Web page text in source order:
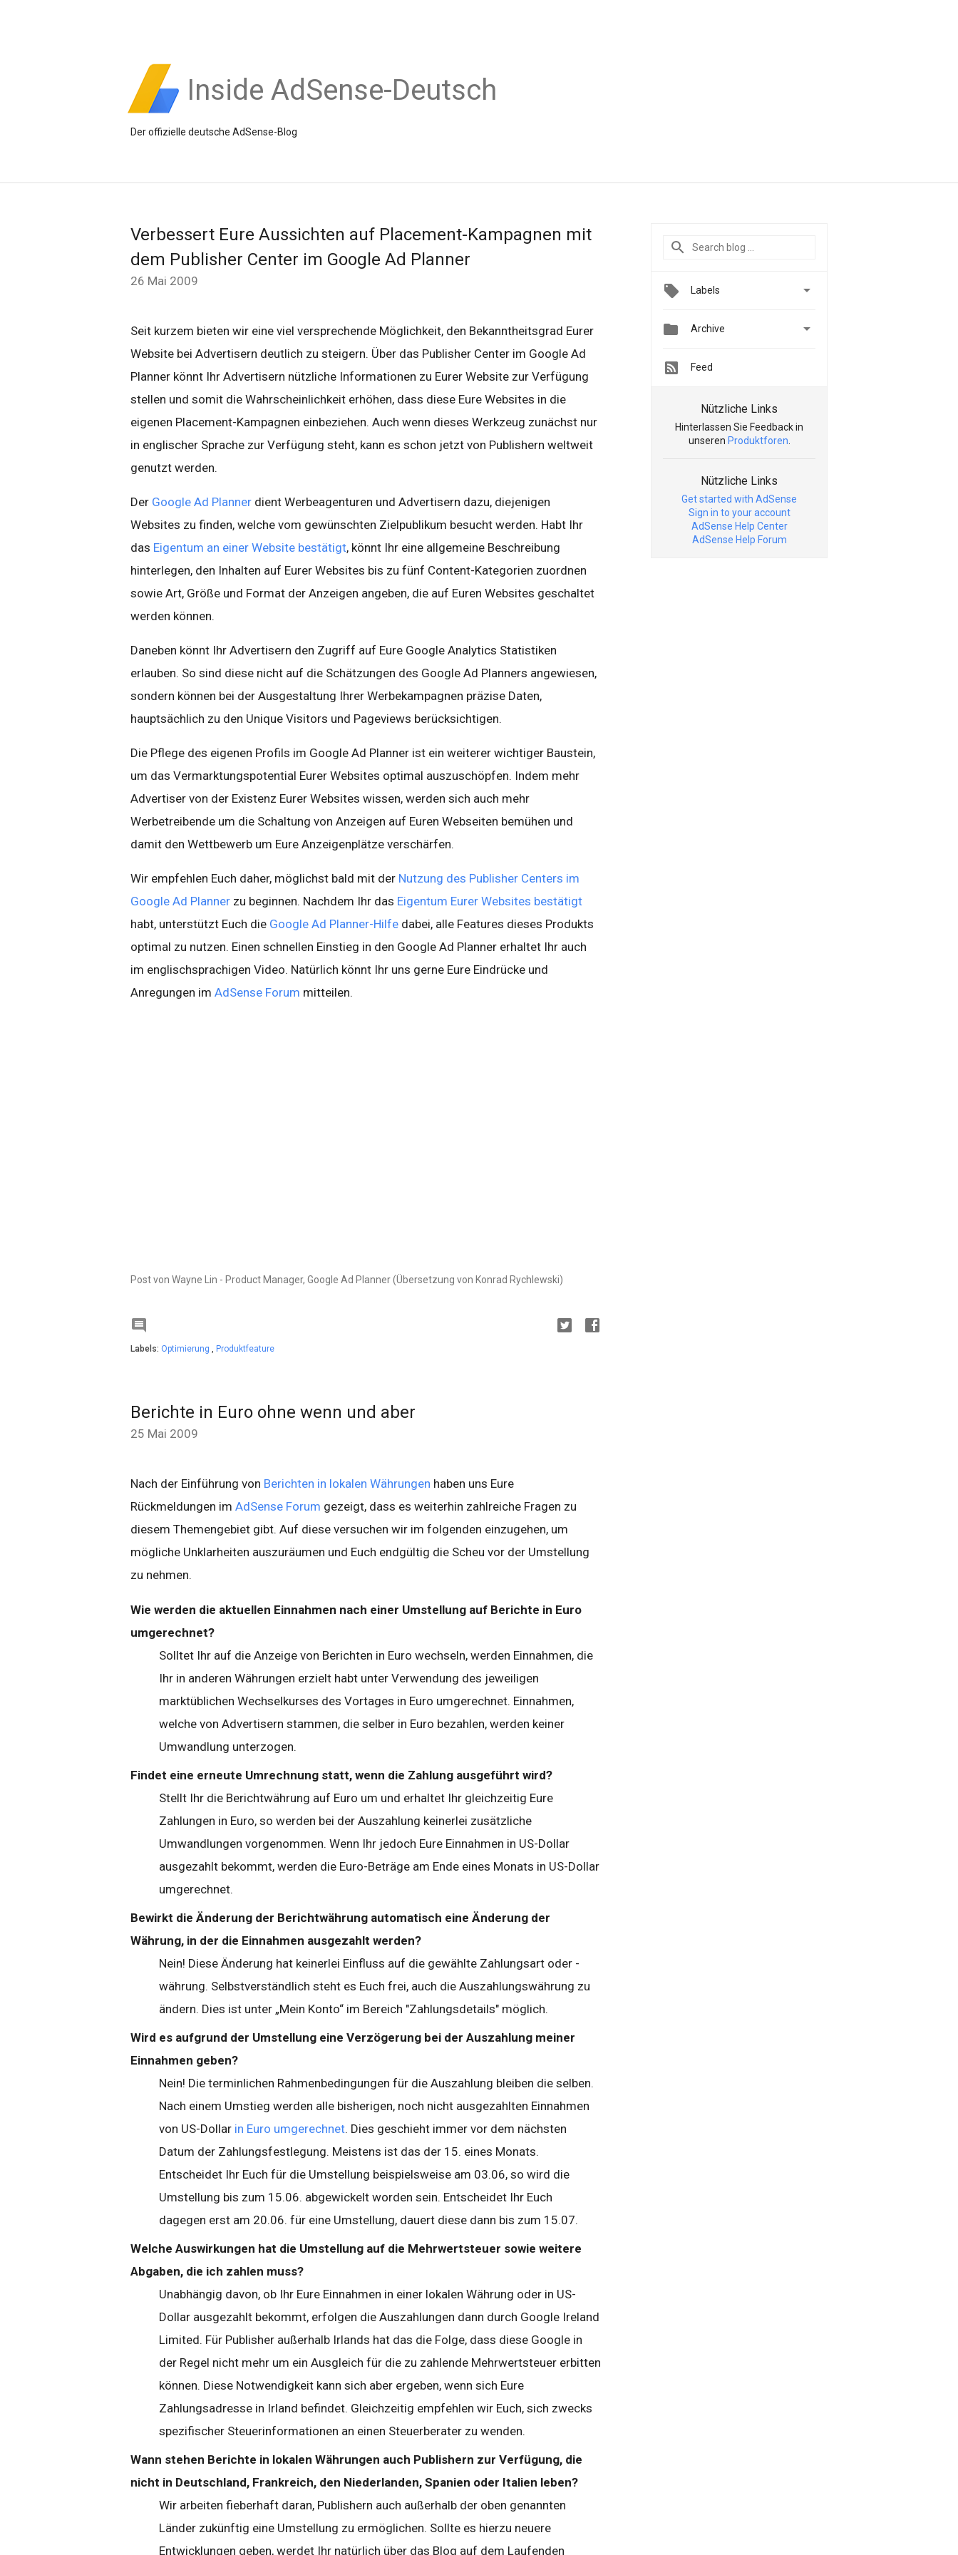
Inside AdSense-Deutsch
Der offizielle deutsche AdSense-Blog
Verbessert Eure Aussichten auf Placement-Kampagnen mit
dem Publisher Center im Google Ad Planner
26 Mai 2009
Seit kurzem bieten wir eine viel versprechende Möglichkeit, den Bekanntheitsgrad Eurer
Website bei Advertisern deutlich zu steigern. Über das Publisher Center im Google Ad
Planner könnt Ihr Advertisern nützliche Informationen zu Eurer Website zur Verfügung
stellen und somit die Wahrscheinlichkeit erhöhen, dass diese Eure Websites in die
eigenen Placement-Kampagnen einbeziehen. Auch wenn dieses Werkzeug zunächst nur
in englischer Sprache zur Verfügung steht, kann es schon jetzt von Publishern weltweit
genutzt werden.
Der Google Ad Planner dient Werbeagenturen und Advertisern dazu, diejenigen
Websites zu finden, welche vom gewünschten Zielpublikum besucht werden. Habt Ihr
das Eigentum an einer Website bestätigt, könnt Ihr eine allgemeine Beschreibung
hinterlegen, den Inhalten auf Eurer Websites bis zu fünf Content-Kategorien zuordnen
sowie Art, Größe und Format der Anzeigen angeben, die auf Euren Websites geschaltet
werden können.
Daneben könnt Ihr Advertisern den Zugriff auf Eure Google Analytics Statistiken
erlauben. So sind diese nicht auf die Schätzungen des Google Ad Planners angewiesen,
sondern können bei der Ausgestaltung Ihrer Werbekampagnen präzise Daten,
hauptsächlich zu den Unique Visitors und Pageviews berücksichtigen.
Die Pflege des eigenen Profils im Google Ad Planner ist ein weiterer wichtiger Baustein,
um das Vermarktungspotential Eurer Websites optimal auszuschöpfen. Indem mehr
Advertiser von der Existenz Eurer Websites wissen, werden sich auch mehr
Werbetreibende um die Schaltung von Anzeigen auf Euren Webseiten bemühen und
damit den Wettbewerb um Eure Anzeigenplätze verschärfen.
Wir empfehlen Euch daher, möglichst bald mit der Nutzung des Publisher Centers im
Google Ad Planner zu beginnen. Nachdem Ihr das Eigentum Eurer Websites bestätigt
habt, unterstützt Euch die Google Ad Planner-Hilfe dabei, alle Features dieses Produkts
optimal zu nutzen. Einen schnellen Einstieg in den Google Ad Planner erhaltet Ihr auch
im englischsprachigen Video. Natürlich könnt Ihr uns gerne Eure Eindrücke und
Anregungen im AdSense Forum mitteilen.
Post von Wayne Lin - Product Manager, Google Ad Planner (Übersetzung von Konrad Rychlewski)

Labels: Optimierung , Produktfeature
Berichte in Euro ohne wenn und aber
25 Mai 2009
Nach der Einführung von Berichten in lokalen Währungen haben uns Eure
Rückmeldungen im AdSense Forum gezeigt, dass es weiterhin zahlreiche Fragen zu
diesem Themengebiet gibt. Auf diese versuchen wir im folgenden einzugehen, um
mögliche Unklarheiten auszuräumen und Euch endgültig die Scheu vor der Umstellung
zu nehmen.
Wie werden die aktuellen Einnahmen nach einer Umstellung auf Berichte in Euro
umgerechnet?
Solltet Ihr auf die Anzeige von Berichten in Euro wechseln, werden Einnahmen, die
Ihr in anderen Währungen erzielt habt unter Verwendung des jeweiligen
marktüblichen Wechselkurses des Vortages in Euro umgerechnet. Einnahmen,
welche von Advertisern stammen, die selber in Euro bezahlen, werden keiner
Umwandlung unterzogen.
Findet eine erneute Umrechnung statt, wenn die Zahlung ausgeführt wird?
Stellt Ihr die Berichtwährung auf Euro um und erhaltet Ihr gleichzeitig Eure
Zahlungen in Euro, so werden bei der Auszahlung keinerlei zusätzliche
Umwandlungen vorgenommen. Wenn Ihr jedoch Eure Einnahmen in US-Dollar
ausgezahlt bekommt, werden die Euro-Beträge am Ende eines Monats in US-Dollar
umgerechnet.
Bewirkt die Änderung der Berichtwährung automatisch eine Änderung der
Währung, in der die Einnahmen ausgezahlt werden?
Nein! Diese Änderung hat keinerlei Einfluss auf die gewählte Zahlungsart oder -
währung. Selbstverständlich steht es Euch frei, auch die Auszahlungswährung zu
ändern. Dies ist unter „Mein Konto“ im Bereich "Zahlungsdetails" möglich.
Wird es aufgrund der Umstellung eine Verzögerung bei der Auszahlung meiner
Einnahmen geben?
Nein! Die terminlichen Rahmenbedingungen für die Auszahlung bleiben die selben.
Nach einem Umstieg werden alle bisherigen, noch nicht ausgezahlten Einnahmen
von US-Dollar in Euro umgerechnet. Dies geschieht immer vor dem nächsten
Datum der Zahlungsfestlegung. Meistens ist das der 15. eines Monats.
Entscheidet Ihr Euch für die Umstellung beispielsweise am 03.06, so wird die
Umstellung bis zum 15.06. abgewickelt worden sein. Entscheidet Ihr Euch
dagegen erst am 20.06. für eine Umstellung, dauert diese dann bis zum 15.07.
Welche Auswirkungen hat die Umstellung auf die Mehrwertsteuer sowie weitere
Abgaben, die ich zahlen muss?
Unabhängig davon, ob Ihr Eure Einnahmen in einer lokalen Währung oder in US-
Dollar ausgezahlt bekommt, erfolgen die Auszahlungen dann durch Google Ireland
Limited. Für Publisher außerhalb Irlands hat das die Folge, dass diese Google in
der Regel nicht mehr um ein Ausgleich für die zu zahlende Mehrwertsteuer erbitten
können. Diese Notwendigkeit kann sich aber ergeben, wenn sich Eure
Zahlungsadresse in Irland befindet. Gleichzeitig empfehlen wir Euch, sich zwecks
spezifischer Steuerinformationen an einen Steuerberater zu wenden.
Wann stehen Berichte in lokalen Währungen auch Publishern zur Verfügung, die
nicht in Deutschland, Frankreich, den Niederlanden, Spanien oder Italien leben?
Wir arbeiten fieberhaft daran, Publishern auch außerhalb der oben genannten
Länder zukünftig eine Umstellung zu ermöglichen. Sollte es hierzu neuere
Entwicklungen geben, werdet Ihr natürlich über das Blog auf dem Laufenden
Labels 
 Archive 
Feed
Nützliche Links
Hinterlassen Sie Feedback in
unseren Produktforen
Nützliche Links
Get started with AdSense
Sign in to your account
AdSense Help Center
AdSense Help Forum